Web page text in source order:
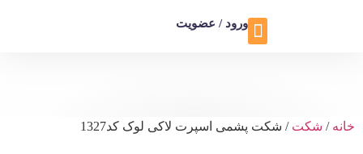
ورود / عضویت
خانه / شکت / شکت پشمی اسپرت لاکی لوک کد1327